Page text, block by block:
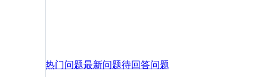
热门问题最新问题待回答问题